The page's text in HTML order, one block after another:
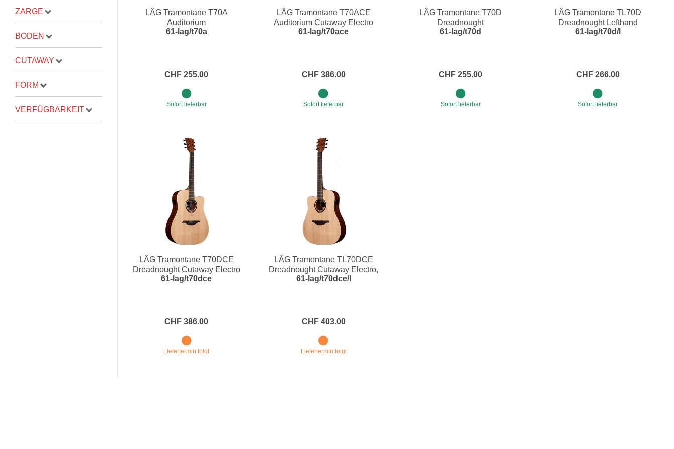
Samson Pro Audio
Schlagzeuge
Snaredrums
Blockflöten
Piccoloflöte
Blechblasinstrumente Premium
Blechblasinstrumente
STREICHINSTRUMENTE
ZARGE
BODEN
CUTAWAY
FORM
VERFÜGBARKEIT
LÂG Tramontane T70A
Auditorium
61-lag/t70a
CHF 255.00
Sofort lieferbar
LÂG Tramontane T70ACE
Auditorium Cutaway Electro
61-lag/t70ace
CHF 386.00
Sofort lieferbar
LÂG Tramontane T70D
Dreadnought
61-lag/t70d
CHF 255.00
Sofort lieferbar
LÂG Tramontane TL70D
Dreadnought Lefthand
61-lag/t70d/l
CHF 266.00
Sofort lieferbar
LÂG Tramontane T70DCE
Dreadnought Cutaway Electro
61-lag/t70dce
CHF 386.00
Liefertermin folgt
LÂG Tramontane TL70DCE
Dreadnought Cutaway Electro,
Lefthand
61-lag/t70dce/l
CHF 403.00
Liefertermin folgt